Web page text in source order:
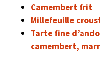
Camembert frit
Millefeuille
Tarte fine
camembert,